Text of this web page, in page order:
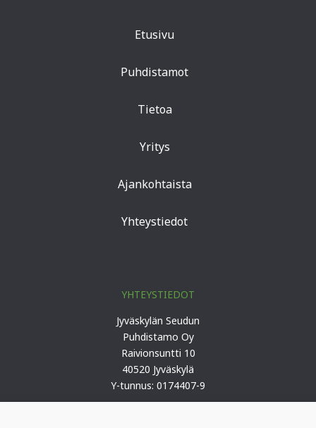
Etusivu
Puhdistamot
Tietoa
Yritys
Ajankohtaista
Yhteystiedot
YHTEYSTIEDOT
Jyväskylän Seudun
Puhdistamo Oy
Raivionsuntti 10
40520 Jyväskylä
Y-tunnus: 0174407-9